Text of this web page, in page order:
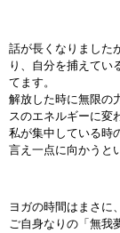
話が長くなりました
り、自分を捕えてい
てます。
解放した時に無限の
スのエネルギーに変
私が集中している時
言え一点に向かうと
ヨガの時間はまさに
ご自身なりの「無我